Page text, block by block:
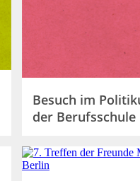
Besuch im
der Berufsschule